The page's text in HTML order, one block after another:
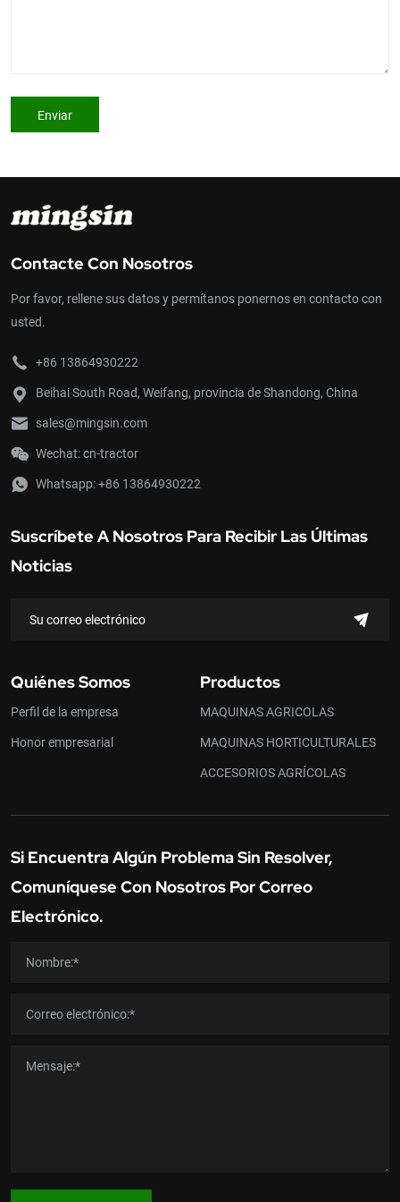
Enviar
Contacte Con Nosotros
Por favor, rellene sus datos y permítanos ponernos en contacto con
usted.
+86 13864930222
Beihai South Road, Weifang, provincia de Shandong, China
sales@mingsin.com
Wechat: cn-tractor
Whatsapp:+86 13864930222
Suscríbete A Nosotros Para Recibir Las Últimas
Noticias
Quiénes Somos
Perfil de la empresa
Honor empresarial
Productos
MAQUINAS AGRICOLAS
MAQUINAS HORTICULTURALES
ACCESORIOS AGRÍCOLAS
Si Encuentra Algún Problema Sin Resolver,
Comuníquese Con Nosotros Por Correo
Electrónico.